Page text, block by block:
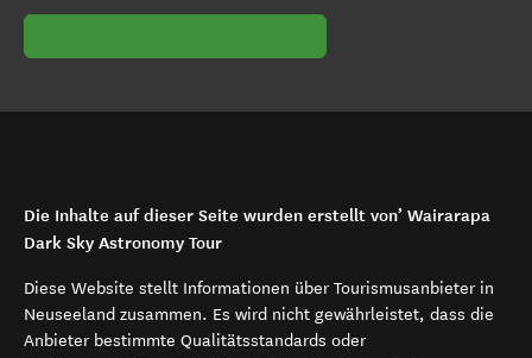
Die Inhalte auf dieser Seite wurden erstellt von’ Wairarapa
Dark Sky Astronomy Tour
Diese Website stellt Informationen über Tourismusanbieter in
Neuseeland zusammen. Es wird nicht gewährleistet, dass die
Anbieter bestimmte Qualitätsstandards oder